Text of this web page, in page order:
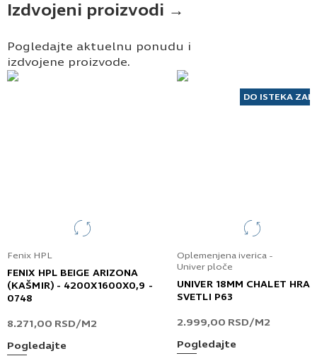
Izdvojeni proizvodi →
Pogledajte aktuelnu ponudu i
izdvojene proizvode.
Fenix HPL
FENIX HPL BEIGE ARIZONA
(KAŠMIR) - 4200X1600X0,9 -
0748
8.271,00 RSD/M2
Pogledajte
DO ISTEKA
Oplemenjena iverica -
Univer ploče
UNIVER 18MM CHALET
SVETLI P63
2.999,00 RSD/M2
Pogledajte